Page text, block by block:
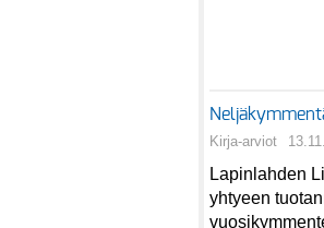
Kirja-arviot
Lapinlahden
yhtyeen